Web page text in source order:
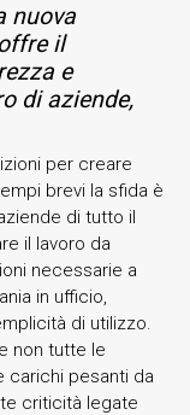
nuova
il
e
di aziende,
per creare
brevi la sfida è
di tutto il
il lavoro da
necessarie a
in ufficio,
di utilizzo.
non tutte le
carichi pesanti da
criticità legate